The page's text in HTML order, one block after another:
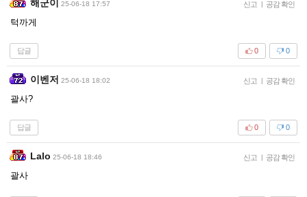
해군이 25-06-18 17:57 신고 | 공감 확인
턱까게
답글 0
0
이벤저 25-06-18 18:02 신고 | 공감 확인
괄사?
답글 0
0
Lalo 25-06-18 18:46 신고 | 공감 확인
괄사